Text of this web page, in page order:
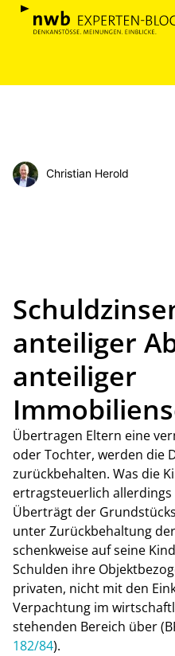
Christian Herold
anteiliger
anteiliger
Übertragen Eltern eine
oder Tochter, werden die
zurückbehalten. Was die
ertragsteuerlich
Überträgt der
unter Zurückbehaltung
schenkweise auf seine
Schulden ihre
privaten, nicht mit den
Verpachtung im
stehenden Bereich über
182/84).